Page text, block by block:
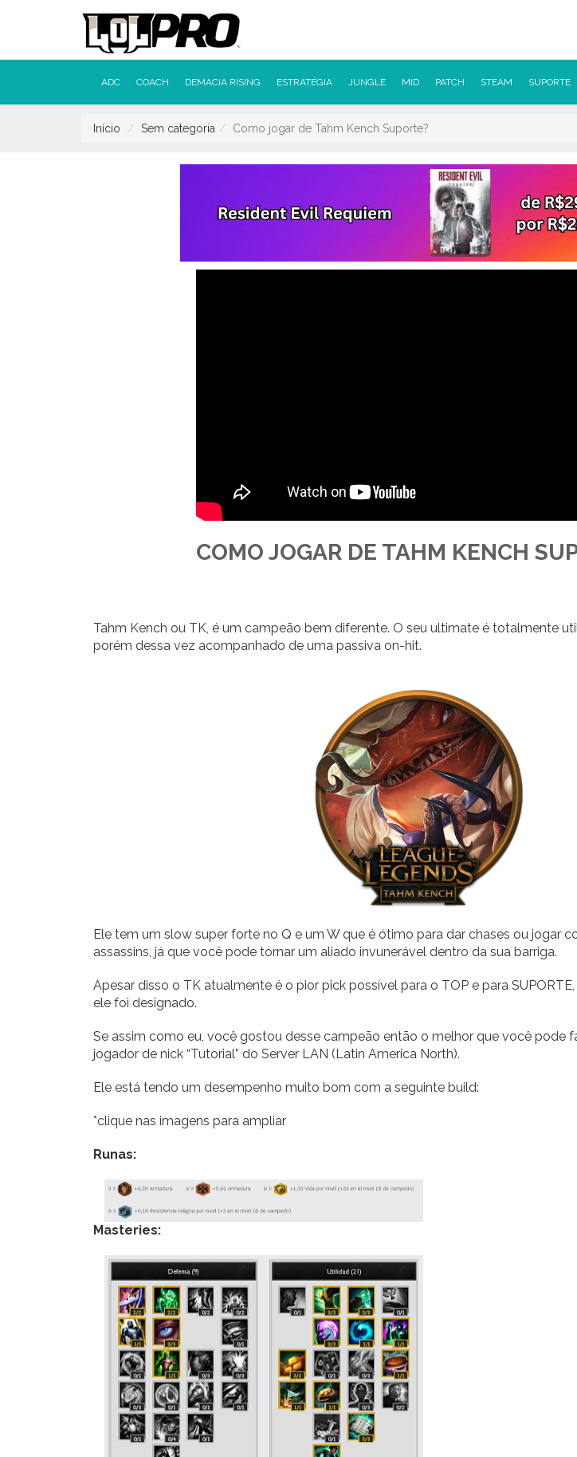
ADC COACH DEMACIA RISING ESTRATÉGIA JUNGLE MID PATCH STEAM SUPORTE
Início Sem categoria Como jogar de Tahm Kench Suporte?
COMO JOGAR DE TAHM KENCH
Tahm Kench ou TK, é um campeão bem diferente. O seu ultimate é totalmente
porém dessa vez acompanhado de uma passiva on-hit.
Ele tem um slow super forte no Q e um W que é ótimo para dar chases ou jogar
assassins, já que você pode tornar um aliado invunerável dentro da sua barriga.
Apesar disso o TK atualmente é o pior pick possível para o TOP e para
ele foi designado.
Se assim como eu, você gostou desse campeão então o melhor que você pode
jogador de nick “Tutorial” do Server LAN (Latin America North).
Ele está tendo um desempenho muito bom com a seguinte build:
*clique nas imagens para ampliar
Runas:
Masteries: